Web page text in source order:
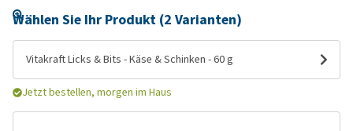
Wählen Sie Ihr Produkt (2 Varianten)
Vitakraft Licks & Bits - Käse & Schinken - 60 g
Jetzt bestellen, morgen im Haus